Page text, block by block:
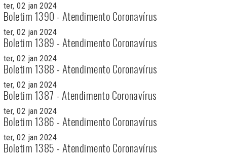
ter, 02 jan 2024
Boletim 1390 - Atendimento Coronavírus
ter, 02 jan 2024
Boletim 1389 - Atendimento Coronavírus
ter, 02 jan 2024
Boletim 1388 - Atendimento Coronavírus
ter, 02 jan 2024
Boletim 1387 - Atendimento Coronavírus
ter, 02 jan 2024
Boletim 1386 - Atendimento Coronavírus
ter, 02 jan 2024
Boletim 1385 - Atendimento Coronavírus